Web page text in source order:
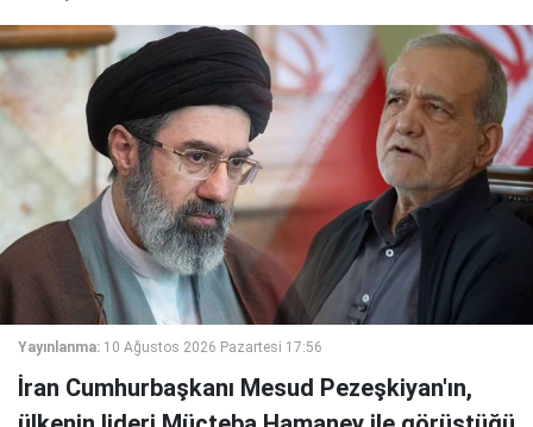
Yayınlanma: 10 Ağustos 2026 Pazartesi 17:56
İran Cumhurbaşkanı Mesud Pezeşkiyan'ın,